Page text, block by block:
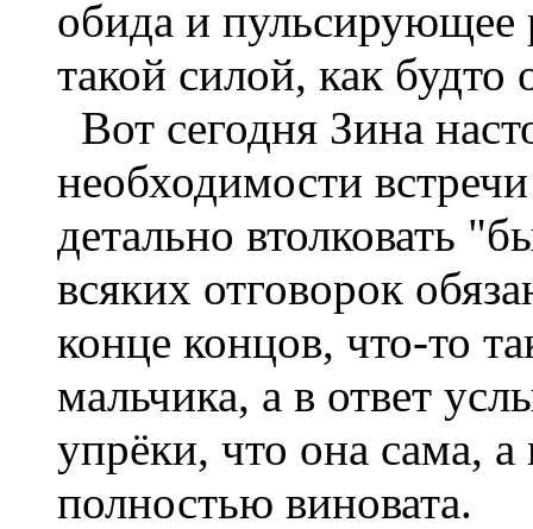
обида и пульсирующее
такой силой, как будто
Вот сегодня Зина
необходимости
детально втолковать
всяких отговорок
конце концов, что-то
мальчика, а в ответ
упрёки, что она сама,
полностью виновата.